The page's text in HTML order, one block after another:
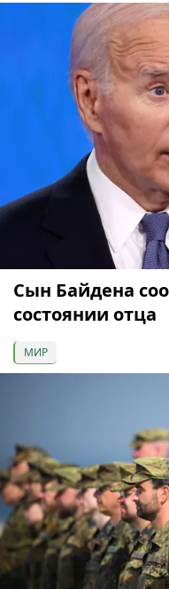
Сын Байдена
состоянии отца
МИР